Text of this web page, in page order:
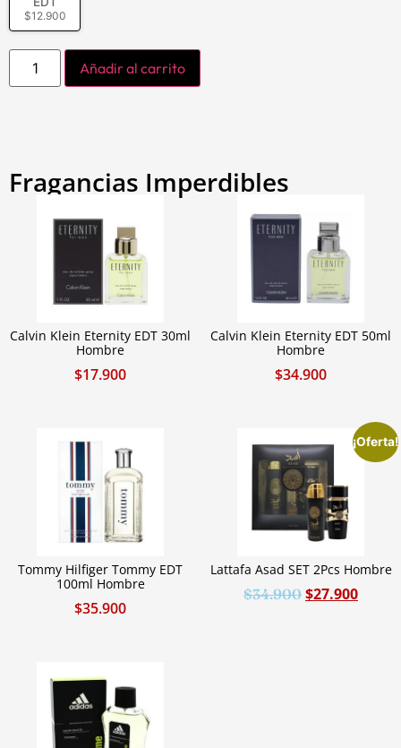
$12.900
Añadir al carrito
Fragancias Imperdibles
Calvin Klein Eternity EDT 30ml
Hombre
$17.900
Calvin Klein Eternity EDT 50ml
Hombre
$34.900
Tommy Hilfiger Tommy EDT
100ml Hombre
$35.900
¡Oferta!
Lattafa Asad SET 2Pcs Hombre
$34.900 $27.900